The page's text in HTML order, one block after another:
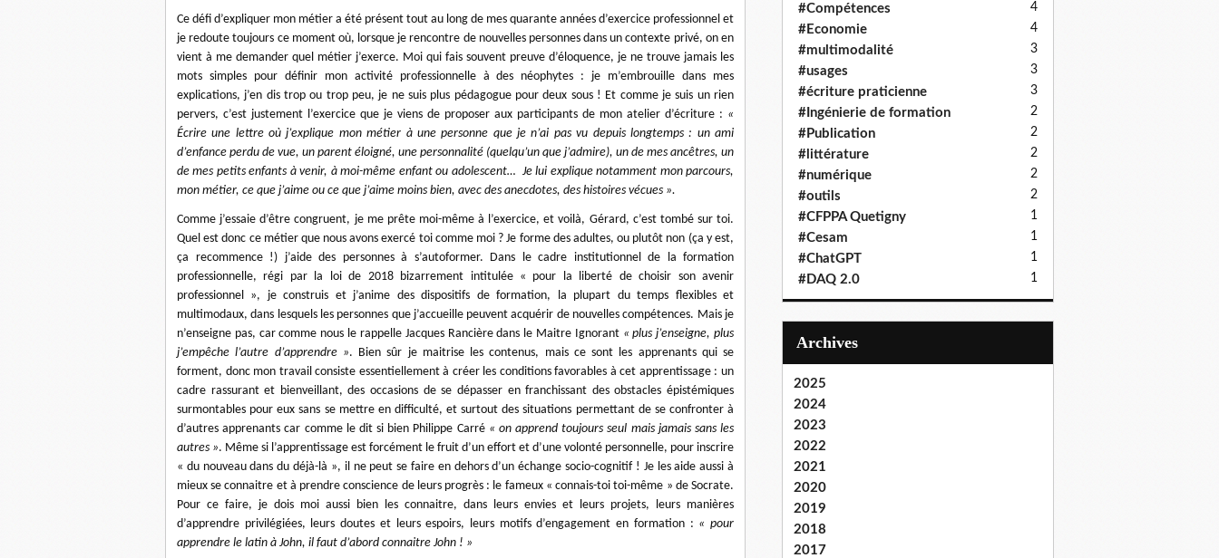
Ce défi d’expliquer mon métier a été présent tout au long de mes quarante années d’exercice professionnel et
je redoute toujours ce moment où, lorsque je rencontre de nouvelles personnes dans un contexte privé, on en
vient à me demander quel métier j’exerce. Moi qui fais souvent preuve d’éloquence, je ne trouve jamais les
mots simples pour définir mon activité professionnelle à des néophytes : je m’embrouille dans mes
explications, j’en dis trop ou trop peu, je ne suis plus pédagogue pour deux sous ! Et comme je suis un rien
pervers, c’est justement l’exercice que je viens de proposer aux participants de mon atelier d’écriture : «
Écrire une lettre où j’explique mon métier à une personne que je n’ai pas vu depuis longtemps : un ami
d’enfance perdu de vue, un parent éloigné, une personnalité (quelqu’un que j’admire), un de mes ancêtres, un
de mes petits enfants à venir, à moi-même enfant ou adolescent… Je lui explique notamment mon parcours,
mon métier, ce que j’aime ou ce que j’aime moins bien, avec des anecdotes, des histoires vécues ».
Comme j’essaie d’être congruent, je me prête moi-même à l’exercice, et voilà, Gérard, c’est tombé sur toi.
Quel est donc ce métier que nous avons exercé toi comme moi ? Je forme des adultes, ou plutôt non (ça y est,
ça recommence !) j’aide des personnes à s’autoformer. Dans le cadre institutionnel de la formation
professionnelle, régi par la loi de 2018 bizarrement intitulée « pour la liberté de choisir son avenir
professionnel », je construis et j’anime des dispositifs de formation, la plupart du temps flexibles et
multimodaux, dans lesquels les personnes que j’accueille peuvent acquérir de nouvelles compétences. Mais je
n’enseigne pas, car comme nous le rappelle Jacques Rancière dans le Maitre Ignorant « plus j’enseigne, plus
j’empêche l’autre d’apprendre ». Bien sûr je maitrise les contenus, mais ce sont les apprenants qui se
forment, donc mon travail consiste essentiellement à créer les conditions favorables à cet apprentissage : un
cadre rassurant et bienveillant, des occasions de se dépasser en franchissant des obstacles épistémiques
surmontables pour eux sans se mettre en difficulté, et surtout des situations permettant de se confronter à
d’autres apprenants car comme le dit si bien Philippe Carré « on apprend toujours seul mais jamais sans les
autres ». Même si l’apprentissage est forcément le fruit d’un effort et d’une volonté personnelle, pour inscrire
« du nouveau dans du déjà-là », il ne peut se faire en dehors d’un échange socio-cognitif ! Je les aide aussi à
mieux se connaitre et à prendre conscience de leurs progrès : le fameux « connais-toi toi-même » de Socrate.
Pour ce faire, je dois moi aussi bien les connaitre, dans leurs envies et leurs projets, leurs manières
d’apprendre privilégiées, leurs doutes et leurs espoirs, leurs motifs d’engagement en formation : « pour
apprendre le latin à John, il faut d’abord connaitre John ! »
#Compétences 4
#Economie 4
#multimodalité 3
#usages 3
#écriture praticienne 3
#Ingénierie de formation 2
#Publication 2
#littérature 2
#numérique 2
#outils 2
#CFPPA Quetigny 1
#Cesam 1
#ChatGPT 1
#DAQ 2.0 1
Archives
2025
2024
2023
2022
2021
2020
2019
2018
2017